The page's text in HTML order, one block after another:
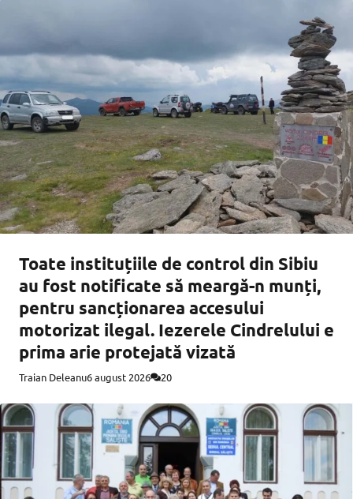
Toate instituțiile de control din Sibiu
au fost notificate să meargă-n munți,
pentru sancționarea accesului
motorizat ilegal. Iezerele Cindrelului e
prima arie protejată vizată
Traian Deleanu6 august 2026 20